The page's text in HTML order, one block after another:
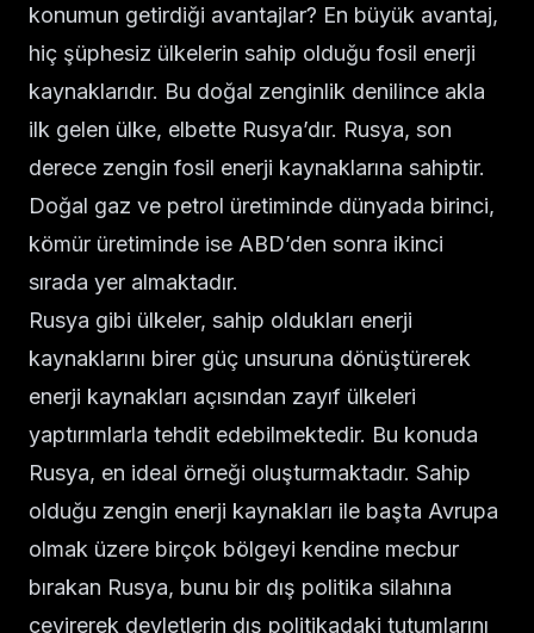
konumun getirdiği avantajlar? En büyük avantaj,
hiç şüphesiz ülkelerin sahip olduğu fosil enerji
kaynaklarıdır. Bu doğal zenginlik denilince akla
ilk gelen ülke, elbette Rusya’dır. Rusya, son
derece zengin fosil enerji kaynaklarına sahiptir.
Doğal gaz ve petrol üretiminde dünyada birinci,
kömür üretiminde ise ABD’den sonra ikinci
sırada yer almaktadır.
Rusya gibi ülkeler, sahip oldukları enerji
kaynaklarını birer güç unsuruna dönüştürerek
enerji kaynakları açısından zayıf ülkeleri
yaptırımlarla tehdit edebilmektedir. Bu konuda
Rusya, en ideal örneği oluşturmaktadır. Sahip
olduğu zengin enerji kaynakları ile başta Avrupa
olmak üzere birçok bölgeyi kendine mecbur
bırakan Rusya, bunu bir dış politika silahına
çevirerek devletlerin dış politikadaki tutumlarını